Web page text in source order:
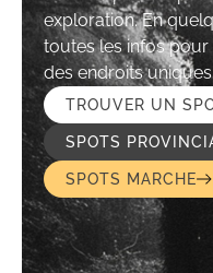
exploration. En
toutes les infos pour
des endroits uniques
TROUVER UN
SPOTS
SPOTS MARCHE